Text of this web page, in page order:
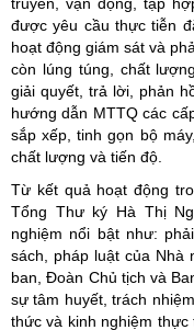
được yêu cầu thực tiễn
hoạt động giám sát và
còn lúng túng, chất
giải quyết, trả lời, phản
hướng dẫn MTTQ các
sắp xếp, tinh gọn bộ
chất lượng và tiến độ.
Từ kết quả hoạt động
Tổng Thư ký Hà Thị
nghiệm nổi bật như:
sách, pháp luật của Nhà
ban, Đoàn Chủ tịch và
sự tâm huyết, trách
thức và kinh nghiệm